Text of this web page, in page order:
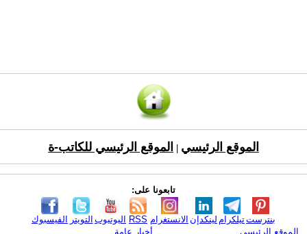
الموقع الرئيسي الموقع الرئيسي للكاتب-ة
تابعونا على:
الفيسبوك التويتر اليوتيوب RSS الانستغرام لينكدإن تيلكرامبنترست
الموقع الرئيسي
أخبار عامة